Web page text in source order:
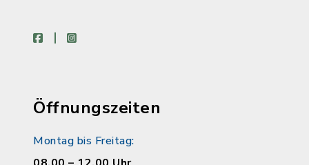
facebookinstagram
Öffnungszeiten
Montag bis Freitag: